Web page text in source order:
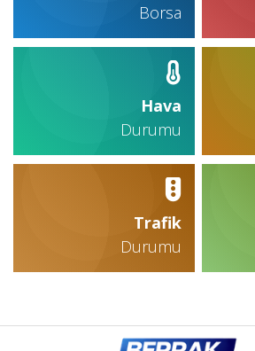
Borsa
Hava
Durumu
Trafik
Durumu